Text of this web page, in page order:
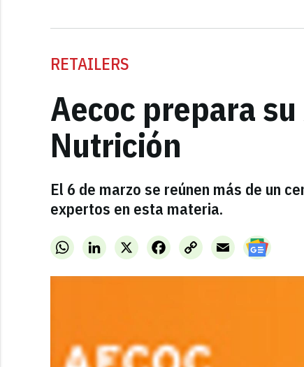
RETAILERS
Aecoc prepara
Nutrición
El 6 de marzo se reúnen más de un
expertos en esta materia.
WhatsAppLinkedInX FacebookCopy
Link
Email